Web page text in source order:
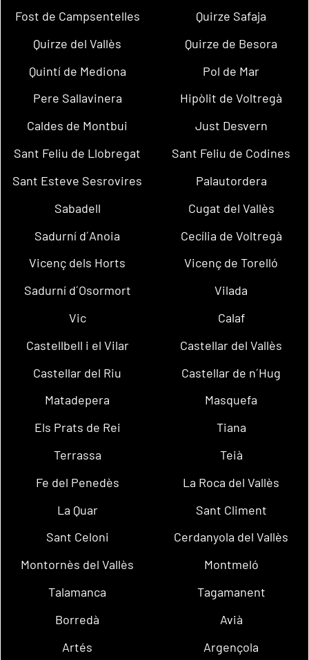
Fost de Campsentelles
Quirze Safaja
Quirze del Vallès
Quirze de Besora
Quintí de Mediona
Pol de Mar
Pere Sallavinera
Hipòlit de Voltregà
Caldes de Montbui
Just Desvern
Sant Feliu de Llobregat
Sant Feliu de Codines
Sant Esteve Sesrovires
Palautordera
Sabadell
Cugat del Vallès
Sadurní d´Anoia
Cecília de Voltregà
Vicenç dels Horts
Vicenç de Torelló
Sadurní d´Osormort
Vilada
Vic
Calaf
Castellbell i el Vilar
Castellar del Vallès
Castellar del Riu
Castellar de n´Hug
Matadepera
Masquefa
Els Prats de Rei
Tiana
Terrassa
Teià
Fe del Penedès
La Roca del Vallès
La Quar
Sant Climent
Sant Celoni
Cerdanyola del Vallès
Montornès del Vallès
Montmeló
Talamanca
Tagamanent
Borredà
Avià
Artés
Argençola